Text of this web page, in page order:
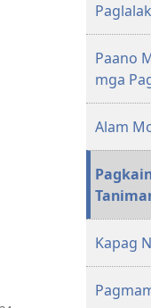
Paano
mga
Alam
Kapag